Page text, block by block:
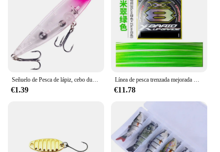
Señuelo de Pesca de lápiz, cebo duro de Lucio, trucha, Jerkbait, Wobbler Perch, señuelo Artificial de agua salada, 9cm, 11,6g, 1 unidad
€1.39
Línea de pesca trenzada mejorada Original YGK G-SOUL X8, línea de PE multifilamento de 8 hebras súper fuerte, 150M, 200M, Japón, 14LB, 60LB
€11.78